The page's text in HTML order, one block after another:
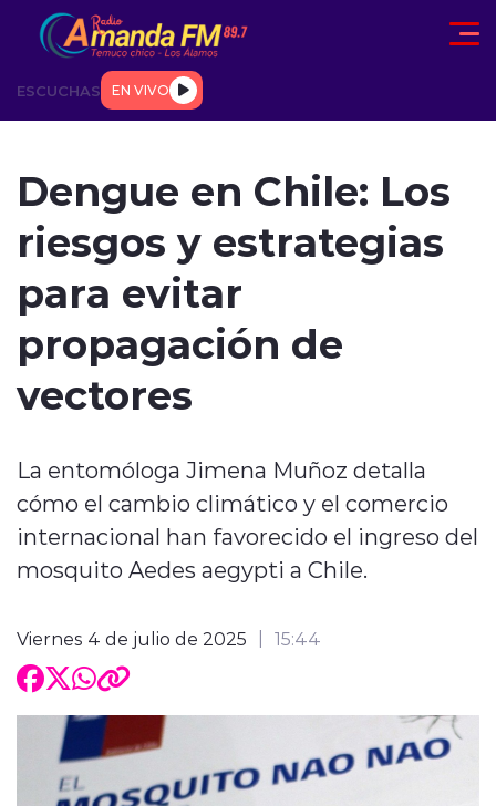
Click acá para ir directamente al contenido
ESCUCHAS EN VIVO
INTERNACIONAL
modo claro
Dengue en Chile: Los
riesgos y estrategias
para evitar
propagación de
vectores
La entomóloga Jimena Muñoz detalla
cómo el cambio climático y el comercio
internacional han favorecido el ingreso del
mosquito Aedes aegypti a Chile.
Viernes 4 de julio de 2025 15:44